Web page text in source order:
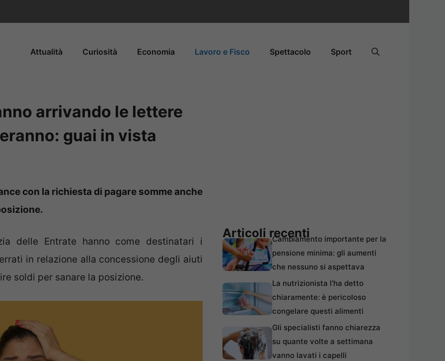
Attualità Curiosità Economia Lavoro e Fisco Spettacolo Sport
arrivando le lettere
guai in vista
con la richiesta di pagare somme anche
delle Entrate hanno come destinatari i
in relazione alla concessione degli aiuti
soldi per sanare la posizione.
Articoli recentiCambiamento importante per la
pensione minima: gli aumenti
che nessuno si aspettava
La nutrizionista l’ha detto
chiaramente: è pericoloso
congelare questi alimenti
Gli specialisti fanno chiarezza
su quante volte a settimana
vanno lavati i capelli